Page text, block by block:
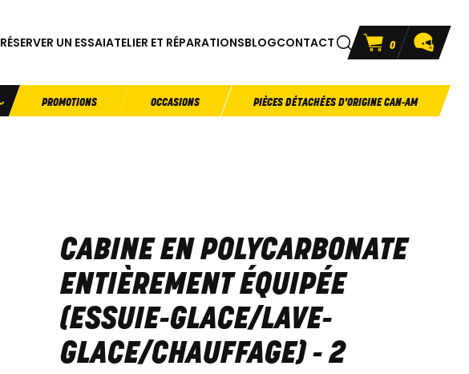
RÉSERVER UN ESSAIATELIER ET RÉPARATIONSBLOGCONTACT 0
PROMOTIONS OCCASIONS PIÈCES DÉTACHÉES D'ORIGINE CAN-AM
CABINE EN POLYCARBONATE
ENTIÈREMENT ÉQUIPÉE
(ESSUIE-GLACE/LAVE-
GLACE/CHAUFFAGE) - 2